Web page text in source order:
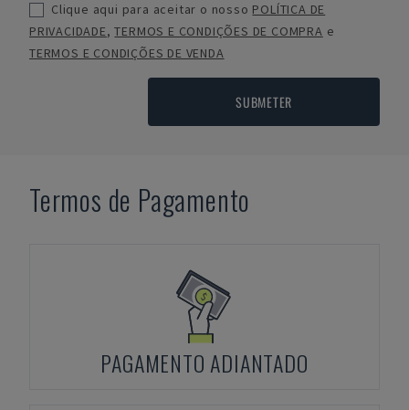
Clique aqui para aceitar o nosso POLÍTICA DE
PRIVACIDADE,TERMOS E CONDIÇÕES DE COMPRA e
TERMOS E CONDIÇÕES DE VENDA
SUBMETER
Termos de Pagamento
PAGAMENTO ADIANTADO